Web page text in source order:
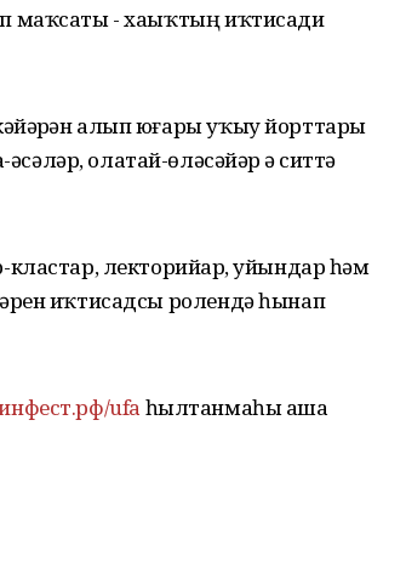
маҡсаты - хаыҡтың иҡтисади
алып юғары уҡыу йорттары
олатай-өләсәйҙәр ҙә ситтә
лекторийҙар, уйындар һәм
иҡтисадсы ролендә һынап
ufa һылтанмаһы аша